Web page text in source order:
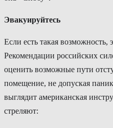
Эвакуируйтесь
Если есть такая возможность,
Рекомендации российских
оценить возможные пути
помещение, не допуская
выглядит американская
стреляют: